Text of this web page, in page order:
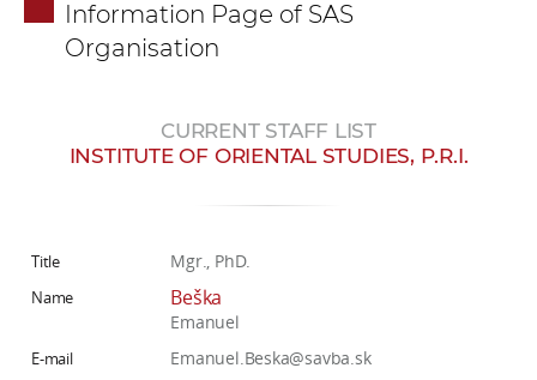
w
Information Page of SAS
Organisation
CURRENT STAFF LIST
INSTITUTE OF ORIENTAL STUDIES, P.R.I.
Mgr., PhD.
Beška
Emanuel
Emanuel.Beska@savba.sk